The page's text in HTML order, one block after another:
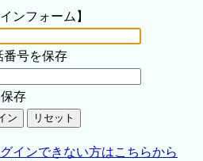
ンフォーム】
番号を保存
存
インできない方はこちらから